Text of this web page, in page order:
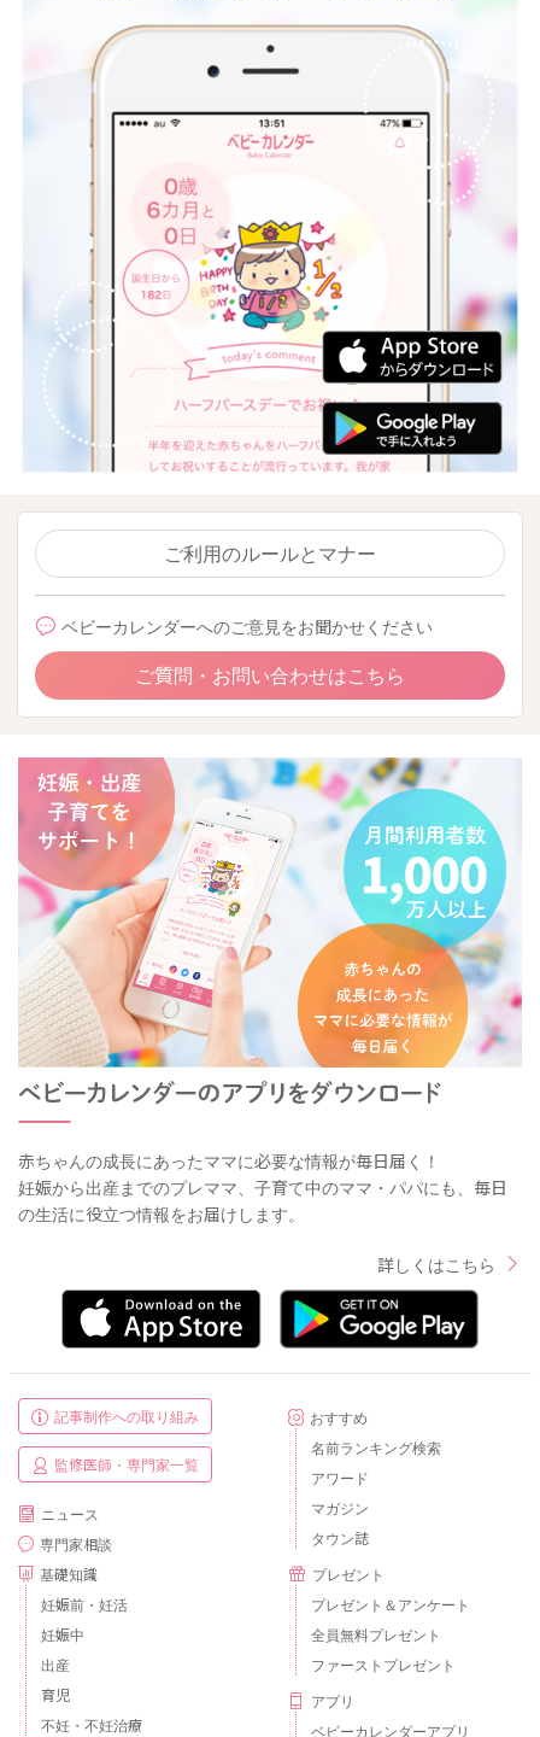
ご利用のルールとマナー
ベビーカレンダーへのご意見をお聞かせください
ご質問・お問い合わせはこちら
赤ちゃんの成長にあったママに必要な情報が毎日届く！
妊娠から出産までのプレママ、子育て中のママ・パパにも、毎日
の生活に役立つ情報をお届けします。
詳しくはこちら
記事制作への取り組み
監修医師・専門家一覧
ニュース
専門家相談
基礎知識
妊娠前・妊活
妊娠中
出産
育児
不妊・不妊治療
おすすめ
名前ランキング検索
アワード
マガジン
タウン誌
プレゼント
プレゼント＆アンケート
全員無料プレゼント
ファーストプレゼント
アプリ
ベビーカレンダーアプリ